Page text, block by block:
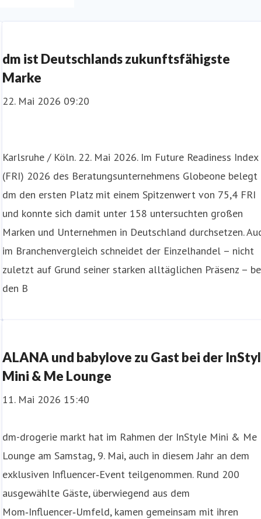
dm ist Deutschlands zukunftsfähigste
Marke
22. Mai 2026 09:20
Karlsruhe / Köln. 22. Mai 2026. Im Future Readiness Index
(FRI) 2026 des Beratungsunternehmens Globeone belegt
dm den ersten Platz mit einem Spitzenwert von 75,4 FRI
und konnte sich damit unter 158 untersuchten großen
Marken und Unternehmen in Deutschland durchsetzen.
im Branchenvergleich schneidet der Einzelhandel – nicht
zuletzt auf Grund seiner starken alltäglichen Präsenz –
den B
ALANA und babylove zu Gast bei der
Mini & Me Lounge
11. Mai 2026 15:40
dm-drogerie markt hat im Rahmen der InStyle Mini & Me
Lounge am Samstag, 9. Mai, auch in diesem Jahr an dem
exklusiven Influencer‑Event teilgenommen. Rund 200
ausgewählte Gäste, überwiegend aus dem
Mom‑Influencer‑Umfeld, kamen gemeinsam mit ihren